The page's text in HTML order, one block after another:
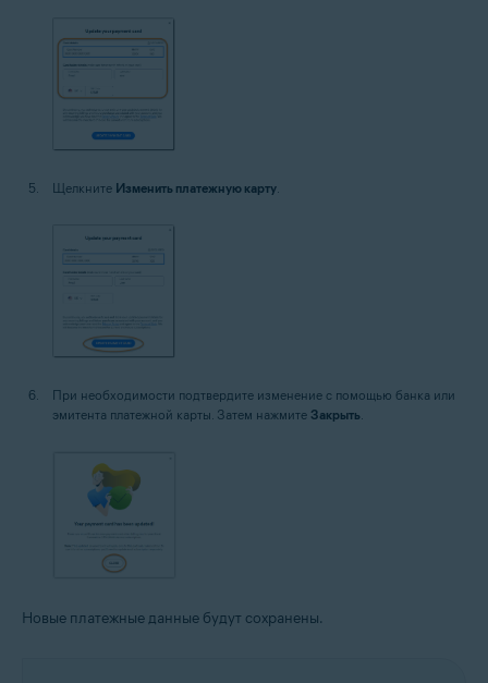
Щелкните Изменить платежную карту
При необходимости подтвердите изменение с помощью банка или
эмитента платежной карты. Затем нажмите Закрыть.
Новые платежные данные будут сохранены.